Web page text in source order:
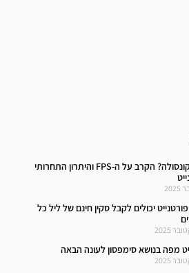
PC או קונסולה? הקרב על ה-FPS והיתרון התחרותי
יכולים לקבל סקין חינם של ליל כל
מפה בנושא סימפסון לעונה הבאה